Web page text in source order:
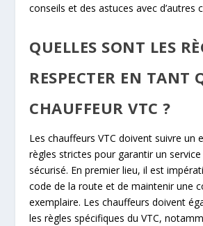
conseils et des astuces avec d’autres
QUELLES SONT LES
RESPECTER EN TANT
CHAUFFEUR VTC ?
Les chauffeurs VTC doivent suivre un
règles strictes pour garantir un
sécurisé. En premier lieu, il est
code de la route et de maintenir une
exemplaire. Les chauffeurs doivent
les règles spécifiques du VTC,